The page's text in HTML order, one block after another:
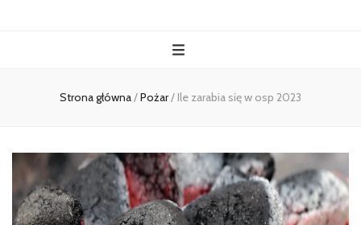
Strona główna/Pożar/ Ile zarabia się w osp 2023